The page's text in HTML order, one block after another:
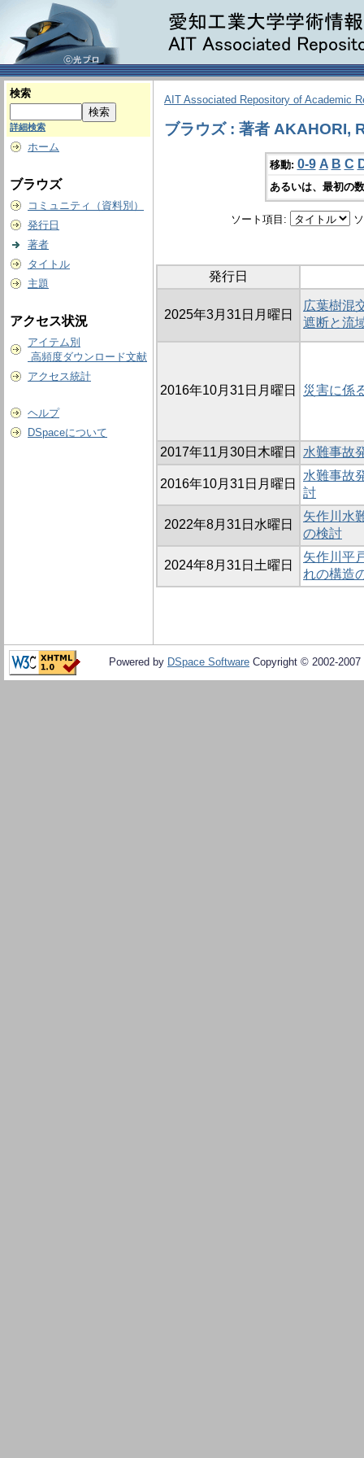
検索
詳細検索
ホーム
ブラウズ
コミュニティ（資料別）
発行日
著者
タイトル
主題
アクセス状況
アイテム別
高頻度ダウンロード文献
アクセス統計
ヘルプ
DSpaceについて
AIT Associated Repository of Academic
ブラウズ : 著者 AKAHORI,
移動: 0-9 A B C
あるいは、最初の
ソート項目:
発行日
2025年3月31日月曜日
広葉樹混
遮断と流
2016年10月31日月曜日 災害に係
2017年11月30日木曜日 水難事故
2016年10月31日月曜日
水難事故
討
2022年8月31日水曜日
矢作川水
の検討
2024年8月31日土曜日
矢作川平
れの構造
Powered by DSpace Software Copyright © 2002-2007